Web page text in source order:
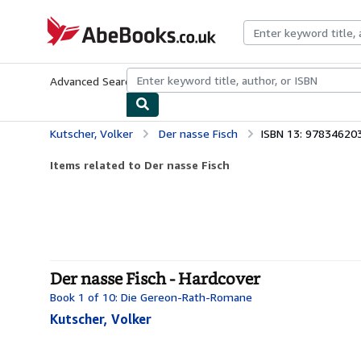
AbeBooks.co.uk
Advanced Search Browse CollectionsRare BooksArt &
Kutscher, Volker Der nasse Fisch ISBN 13:
Items related to Der nasse Fisch
Der nasse Fisch - Hardcover
Book 1 of 10: Die Gereon-Rath-Romane
Kutscher, Volker